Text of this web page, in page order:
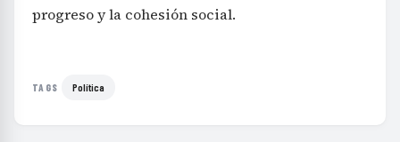
progreso y la cohesión social.
TAGS Política